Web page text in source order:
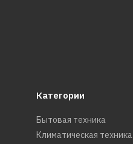
Категории
Бытовая техника
Климатическая техника